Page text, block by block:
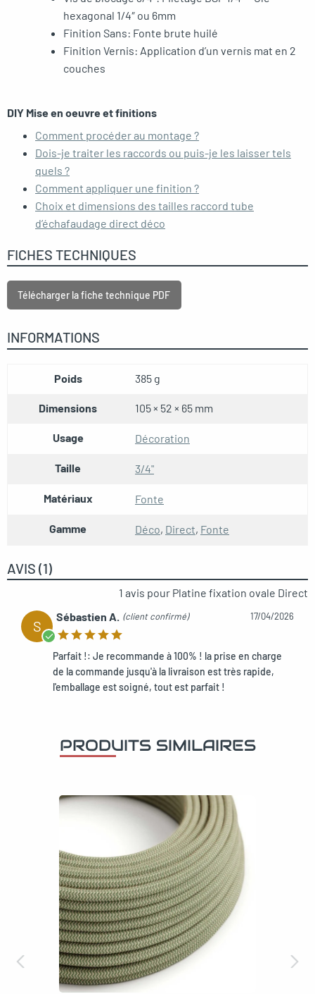
hexagonal 1/4″ ou 6mm
Finition Sans: Fonte brute huilé
Finition Vernis: Application d’un vernis mat en 2
couches
DIY Mise en oeuvre et finitions
Comment procéder au montage ?
Dois-je traiter les raccords ou puis-je les laisser tels
quels ?
Comment appliquer une finition ?
Choix et dimensions des tailles raccord tube
d’échafaudage direct déco
FICHES TECHNIQUES
Télécharger la fiche technique PDF
INFORMATIONS
Poids 385 g
Dimensions 105 × 52 × 65 mm
Usage Décoration
Taille 3/4"
Matériaux Fonte
Gamme Déco, Direct, Fonte
AVIS (1)
1 avis pour Platine fixation ovale Direct
S
Sébastien A. (client confirmé) 17/04/2026
Parfait !: Je recommande à 100% ! la prise en charge
de la commande jusqu'à la livraison est très rapide,
l'emballage est soigné, tout est parfait !
PRODUITS SIMILAIRES